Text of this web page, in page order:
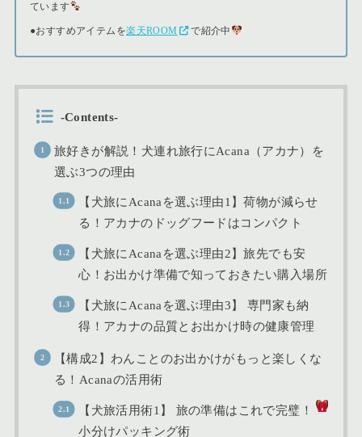
ています
●おすすめアイテムを楽天ROOM で紹介中
-Contents-
旅好きが解説！犬連れ旅行にAcana（アカナ）を
選ぶ3つの理由
【犬旅にAcanaを選ぶ理由1】荷物が減らせ
る！アカナのドッグフードはコンパクト
【犬旅にAcanaを選ぶ理由2】旅先でも安
心！お出かけ準備で知っておきたい購入場所
【犬旅にAcanaを選ぶ理由3】 専門家も納
得！アカナの品質とお出かけ時の健康管理
【構成2】わんことのお出かけがもっと楽しくな
る！Acanaの活用術
【犬旅活用術1】 旅の準備はこれで完璧！
小分けパッキング術